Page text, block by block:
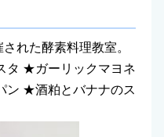
れた酵素料理教室。
タ ★ガーリックマヨネ
ン ★酒粕とバナナのス